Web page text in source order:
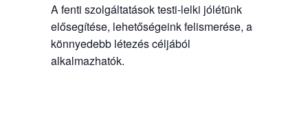
A fenti szolgáltatások testi-lelki jólétünk
elősegítése, lehetőségeink felismerése, a
könnyedebb létezés céljából
alkalmazhatók.